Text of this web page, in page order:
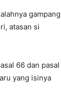
gampang
atasan si
66 dan pasal
yang isinya